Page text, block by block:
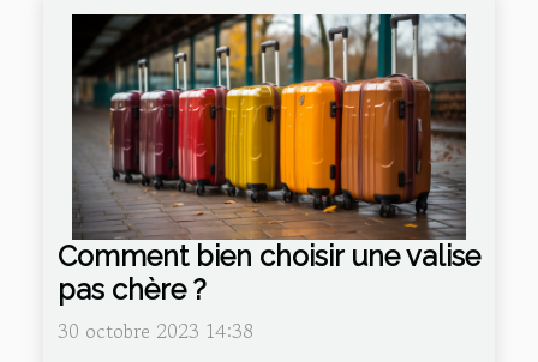
Comment bien choisir une valise
pas chère ?
30 octobre 2023 14:38